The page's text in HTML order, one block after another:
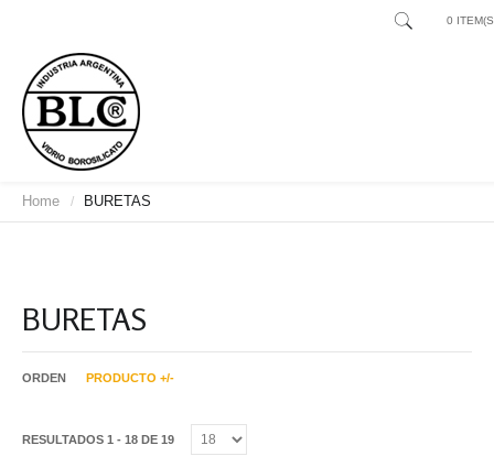
0
Home / BURETAS
BURETAS
ORDEN PRODUCTO +/-
RESULTADOS 1 - 18 DE 19